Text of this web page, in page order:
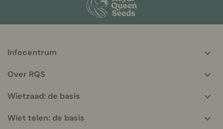
info
Infocentrum
Over RQS
Wietzaad: de basis
Wiet telen: de basis